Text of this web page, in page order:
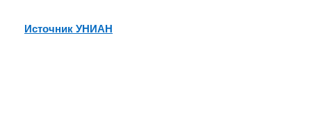
Источник УНИАН